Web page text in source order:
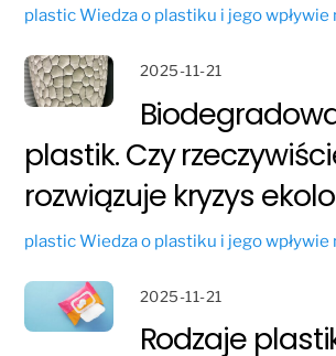
plasticWiedza o plastiku i jego
2025-11-21
plastik. Czy
rozwiązuje kryzys
plasticWiedza o plastiku i jego
2025-11-21
Rodzaje